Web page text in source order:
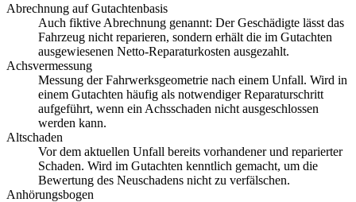
Abrechnung auf Gutachtenbasis
Auch fiktive Abrechnung genannt: Der Geschädigte lässt das
Fahrzeug nicht reparieren, sondern erhält die im Gutachten
ausgewiesenen Netto-Reparaturkosten ausgezahlt.
Achsvermessung
Messung der Fahrwerksgeometrie nach einem Unfall. Wird in
einem Gutachten häufig als notwendiger Reparaturschritt
aufgeführt, wenn ein Achsschaden nicht ausgeschlossen
werden kann.
Altschaden
Vor dem aktuellen Unfall bereits vorhandener und reparierter
Schaden. Wird im Gutachten kenntlich gemacht, um die
Bewertung des Neuschadens nicht zu verfälschen.
Anhörungsbogen